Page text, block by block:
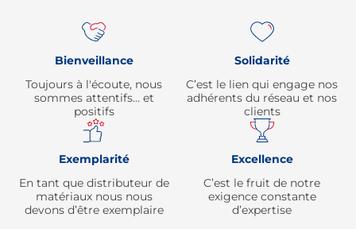
Bienveillance
Toujours à l'écoute, nous
sommes attentifs… et
positifs
Solidarité
C’est le lien qui engage nos
adhérents du réseau et nos
clients
Exemplarité
En tant que distributeur de
matériaux nous nous
devons d’être exemplaire
Excellence
C’est le fruit de notre
exigence constante
d’expertise